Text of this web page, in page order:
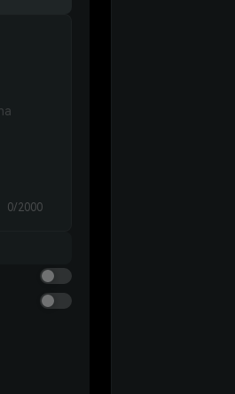
0/2000